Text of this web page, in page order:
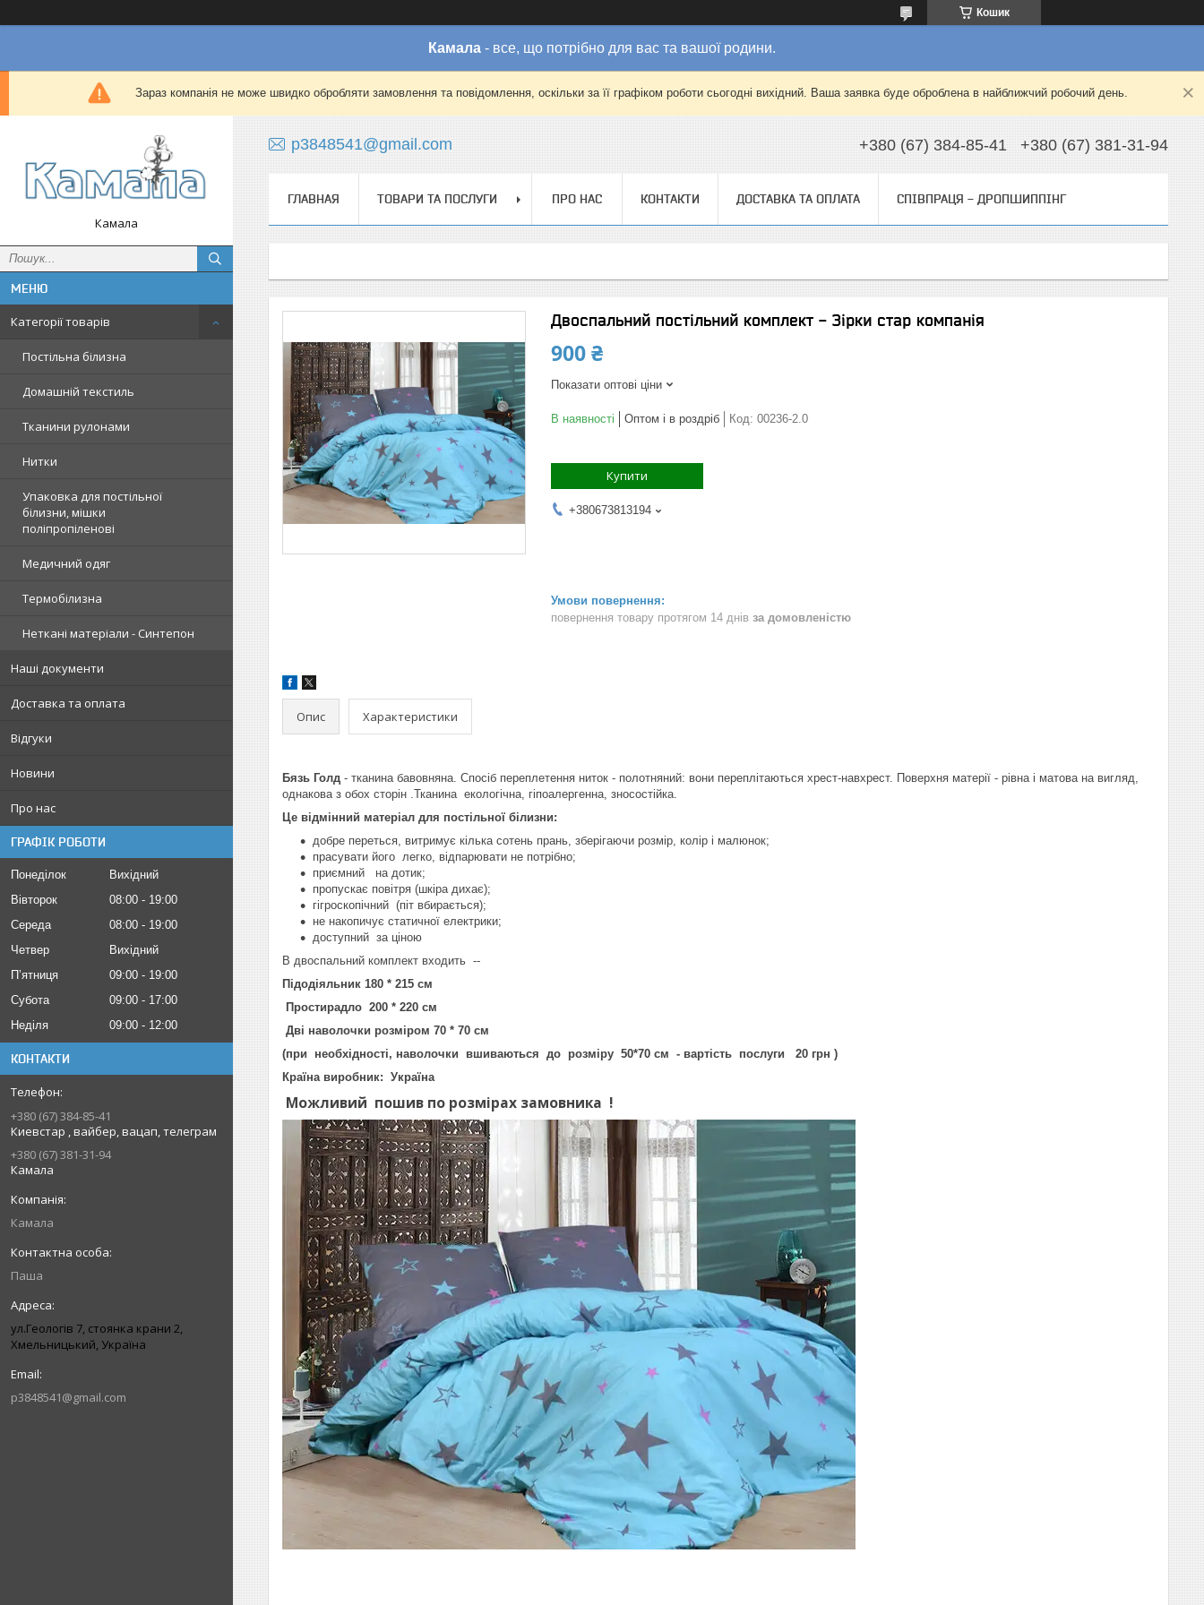
Кошик
Камала - все, що потрібно для вас та вашої родини.
Зараз компанія не може швидко обробляти замовлення та повідомлення, оскільки за її графіком роботи сьогодні вихідний. Ваша заявка буде оброблена в найближчий робочий день.
Камала
Категорії товарів
Постільна білизна
Домашній текстиль
Тканини рулонами
Нитки
Упаковка для постільної
білизни, мішки
поліпропіленові
Медичний одяг
Термобілизна
Неткані матеріали - Синтепон
Наші документи
Доставка та оплата
Відгуки
Новини
Про нас
ГРАФІК РОБОТИ
Понеділок
Вихідний
Вівторок
08:00
19:00
Середа
08:00
19:00
Четвер
Вихідний
Пʼятниця
09:00
19:00
Субота
09:00
17:00
Неділя
09:00 12:00
КОНТАКТИ
+380 (67) 384-85-41
Киевстар , вайбер, вацап, телеграм
+380 (67) 381-31-94
Камала
Камала
Паша
ул.Геологів 7, стоянка крани 2,
Хмельницький, Україна
p3848541@gmail.com
p3848541@gmail.com +380 (67) 384-85-41 +380 (67) 381-31-94
ГЛАВНАЯ ТОВАРИ ТА ПОСЛУГИ ПРО НАС КОНТАКТИ ДОСТАВКА ТА ОПЛАТА СПІВПРАЦЯ - ДРОПШИППІНГ
Двоспальний постільний комплект - Зірки стар компанія
900 ₴
Показати оптові ціни
В наявності Оптом і в роздріб Код: 00236-2.0
Купити
+380673813194
повернення товару протягом 14 днів за домовленістю
Опис Характеристики
Бязь Голд - тканина бавовняна. Спосіб переплетення ниток - полотняний: вони переплітаються хрест-навхрест. Поверхня матерії - рівна і матова на вигляд,
однакова з обох сторін .Тканина екологічна, гіпоалергенна, зносостійка.
Це відмінний матеріал для постільної білизни:
добре переться, витримує кілька сотень прань, зберігаючи розмір, колір і малюнок;
прасувати його легко, відпарювати не потрібно;
приємний на дотик;
пропускає повітря (шкіра дихає);
гігроскопічний (піт вбирається);
не накопичує статичної електрики;
доступний за ціною
В двоспальний комплект входить --
П ідодіяльник 180 * 215 см
Простирадло 200 * 220 см
Дві наволочки розміром 70 * 70 см
(при необхідності, наволочки вшиваються до розміру 50*70 см - вартість послуги 20 грн )
Країна виробник: Україна
Можливий пошив по розмірах замовника !